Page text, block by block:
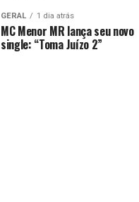
GERAL 1 dia atrás
MC Menor MR lança seu novo
single: “Toma Juízo 2”